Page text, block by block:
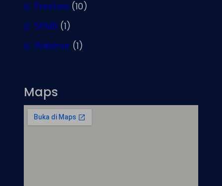
Prestasi (10)
SPMB (1)
Webinar (1)
Maps